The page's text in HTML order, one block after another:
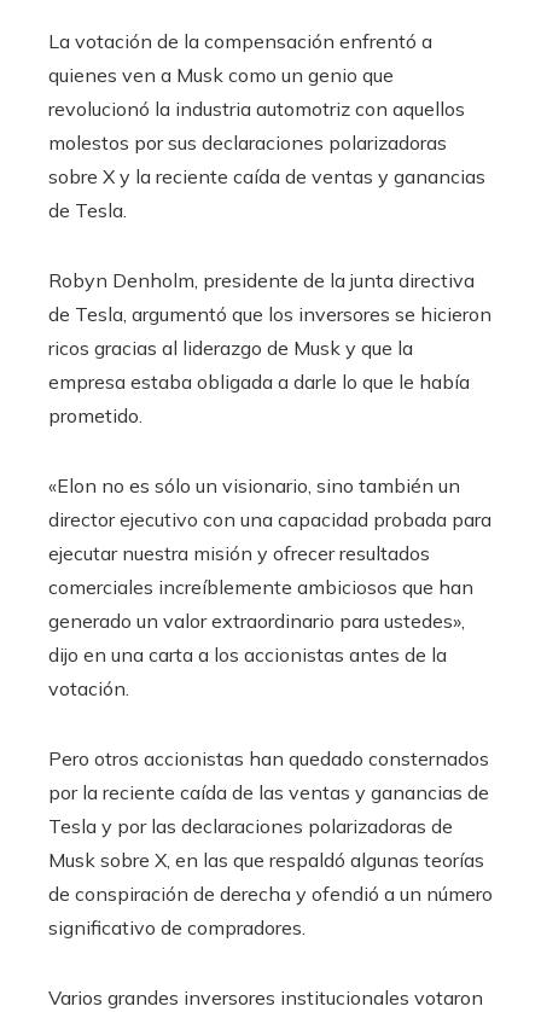
La votación de la compensación enfrentó a
quienes ven a Musk como un genio que
revolucionó la industria automotriz con aquellos
molestos por sus declaraciones polarizadoras
sobre X y la reciente caída de ventas y ganancias
de Tesla.
Robyn Denholm, presidente de la junta directiva
de Tesla, argumentó que los inversores se hicieron
ricos gracias al liderazgo de Musk y que la
empresa estaba obligada a darle lo que le había
prometido.
«Elon no es sólo un visionario, sino también un
director ejecutivo con una capacidad probada para
ejecutar nuestra misión y ofrecer resultados
comerciales increíblemente ambiciosos que han
generado un valor extraordinario para ustedes»,
dijo en una carta a los accionistas antes de la
votación.
Pero otros accionistas han quedado consternados
por la reciente caída de las ventas y ganancias de
Tesla y por las declaraciones polarizadoras de
Musk sobre X, en las que respaldó algunas teorías
de conspiración de derecha y ofendió a un número
significativo de compradores.
Varios grandes inversores institucionales votaron